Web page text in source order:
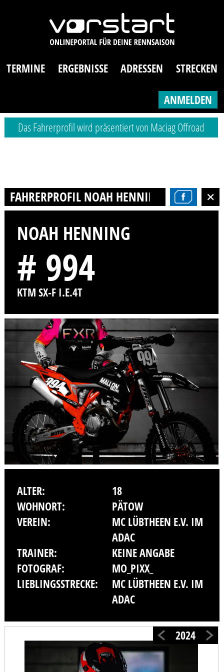
TERMINE ERGEBNISSE ADRESSEN STRECKEN
ANMELDEN
Das Fahrerprofil wird präsentiert von Maciag Offroad
FAHRERPROFIL NOAH HENNING
NOAH HENNING
# 994
KTM SX-F I.E.4T
ALTER:
18
WOHNORT:
PÄTOW
VEREIN:
MC LÜBTHEEN E.V. IM
ADAC
TRAINER:
KEINE ANGABE
FOTOGRAF:
MO_PIXX_
LIEBLINGSSTRECKE:
MC LÜBTHEEN E.V. IM
ADAC
2024